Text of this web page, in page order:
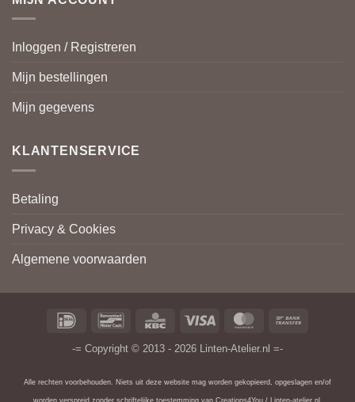
Inloggen / Registreren
Mijn bestellingen
Mijn gegevens
KLANTENSERVICE
Betaling
Privacy & Cookies
Algemene voorwaarden
IDeal BancontactKBC Visa MasterCard
-= Copyright © 2013 - 2026 Linten-Atelier.nl =-
Alle rechten voorbehouden. Niets uit deze website mag worden gekopieerd, opgeslagen en/of